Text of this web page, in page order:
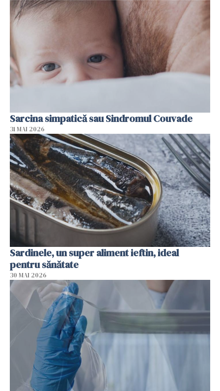
Sarcina simpatică sau Sindromul Couvade
31 MAI 2026
Sardinele, un super aliment ieftin, ideal
pentru sănătate
30 MAI 2026